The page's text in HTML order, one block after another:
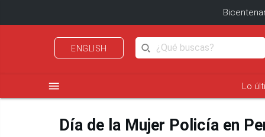
ENGLISH
menu Lo
Día de la Mujer Policía en